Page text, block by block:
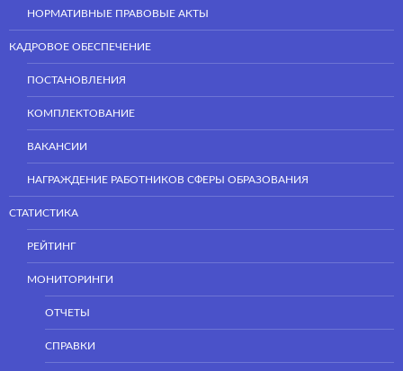
НОРМАТИВНЫЕ ПРАВОВЫЕ АКТЫ
КАДРОВОЕ ОБЕСПЕЧЕНИЕ
ПОСТАНОВЛЕНИЯ
КОМПЛЕКТОВАНИЕ
ВАКАНСИИ
НАГРАЖДЕНИЕ РАБОТНИКОВ СФЕРЫ ОБРАЗОВАНИЯ
СТАТИСТИКА
РЕЙТИНГ
МОНИТОРИНГИ
ОТЧЕТЫ
СПРАВКИ